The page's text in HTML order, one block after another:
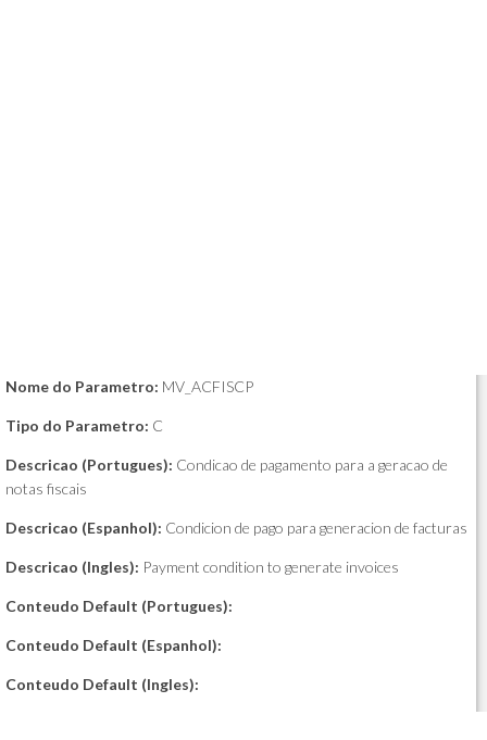
Nome do Parametro: MV_ACFISCP
Tipo do Parametro: C
Descricao (Portugues): Condicao de pagamento para a geracao de
notas fiscais
Descricao (Espanhol): Condicion de pago para generacion de facturas
Descricao (Ingles): Payment condition to generate invoices
Conteudo Default (Portugues):
Conteudo Default (Espanhol):
Conteudo Default (Ingles):